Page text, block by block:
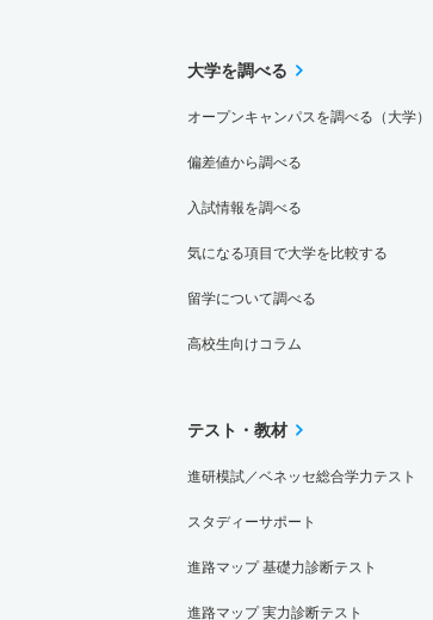
大学を調べる
オープンキャンパスを調べる（大学）
偏差値から調べる
入試情報を調べる
気になる項目で大学を比較する
留学について調べる
高校生向けコラム
テスト・教材
進研模試／ベネッセ総合学力テスト
スタディーサポート
進路マップ 基礎力診断テスト
進路マップ 実力診断テスト